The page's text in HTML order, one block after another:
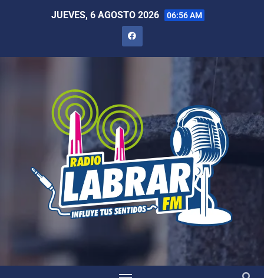
JUEVES, 6 AGOSTO 2026 06:56 AM